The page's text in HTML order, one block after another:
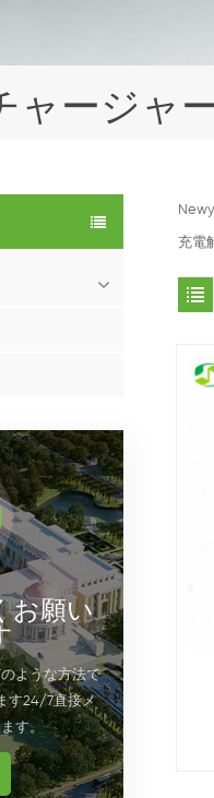
ャージャ
お願い
ような方法で
す24/7直接メ
す。
充電